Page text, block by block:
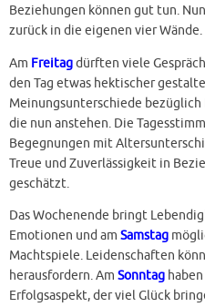
Beziehungen können gut tun.
zurück in die eigenen vier Wände.
Am Freitagdürften viele
den Tag etwas hektischer
Meinungsunterschiede
die nun anstehen. Die
Begegnungen mit
Treue und Zuverlässigkeit in
geschätzt.
Das Wochenende bringt
Emotionen und am Samstag
Machtspiele. Leidenschaften
herausfordern. Am Sonntag
Erfolgsaspekt, der viel Glück